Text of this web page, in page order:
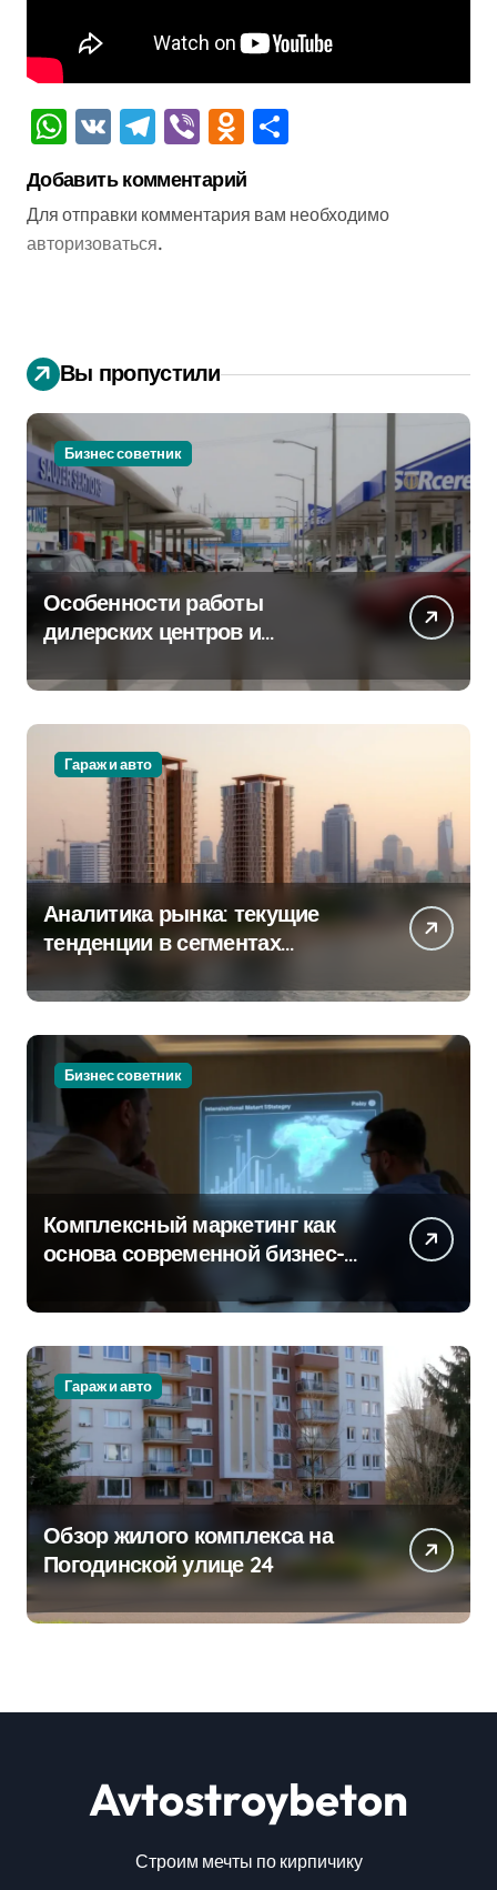
WhatsApp
VK Telegram
ViberOdnoklassniki
Добавить комментарий
Для отправки комментария вам необходимо
авторизоваться.
Вы пропустили
Бизнес советник
Особенности работы
дилерских центров и
крупных проспектах
Гараж и авто
Аналитика рынка: текущие
тенденции в сегментах
Бизнес советник
Комплексный маркетинг как
основа современной бизнес-
Гараж и авто
Обзор жилого комплекса на
Погодинской улице 24
Avtostroybeton
Строим мечты по кирпичику